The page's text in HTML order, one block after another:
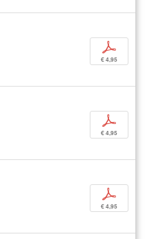
p
€ 4,95
p
€ 4,95
p
€ 4,95